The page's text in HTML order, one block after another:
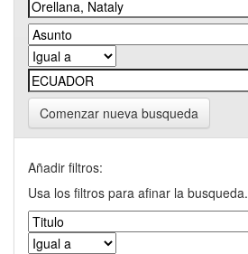
Comenzar nueva busqueda
Añadir filtros:
Usa los filtros para afinar la busqueda.